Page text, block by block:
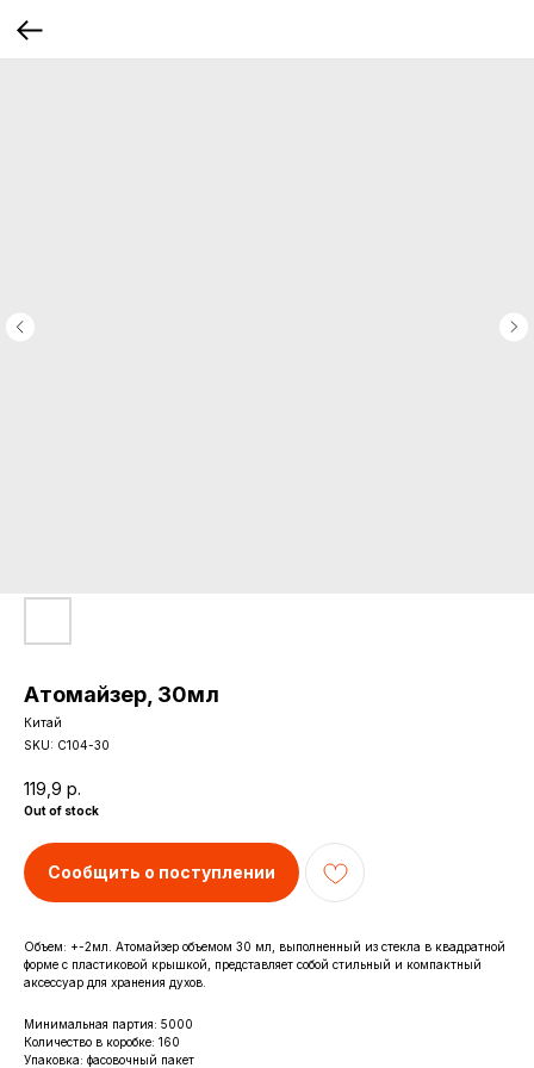
Атомайзер, 30мл
Китай
SKU: С104-30
119,9 р.
Out of stock
Сообщить о поступлении
Объем: +-2мл. Атомайзер объемом 30 мл, выполненный из стекла в квадратной
форме с пластиковой крышкой, представляет собой стильный и компактный
аксессуар для хранения духов.
Минимальная партия: 5000
Количество в коробке: 160
Упаковка: фасовочный пакет